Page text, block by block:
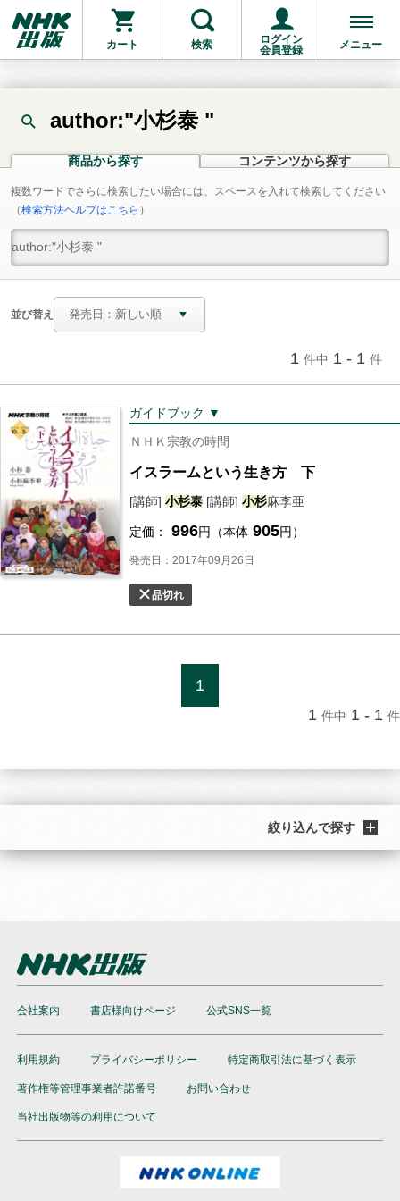
カート 検索
ログイン
会員登録
メニュー
author:"小杉泰 "
商品から探す コンテンツから探す
複数ワードでさらに検索したい場合には、スペースを入れて検索してください
（検索方法ヘルプはこちら ）
並び替え
1 件中 1 - 1 件
ガイドブック ▼
ＮＨＫ宗教の時間
イスラームという生き方 下
[講師] 小杉泰 [講師] 小杉麻李亜
定価： 996円（本体 905円）
発売日：2017年09月26日
品切れ
1
1 件中 1 - 1 件
絞り込んで探す
会社案内 書店様向けページ 公式SNS一覧
利用規約 プライバシーポリシー 特定商取引法に基づく表示
著作権等管理事業者許諾番号 お問い合わせ
当社出版物等の利用について